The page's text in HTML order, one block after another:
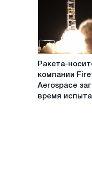
космической
Alpha
в
2021
Ракета-
компании
Aerospace
Ракета-
компании
Aerospace
время